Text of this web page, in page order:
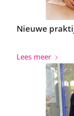
Nieuwe
Lees meer